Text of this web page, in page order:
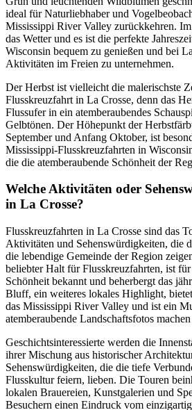
ideal für Naturliebhaber und
Mississippi River Valley zurückkehren.
das Wetter und es ist die perfekte
Wisconsin bequem zu genießen und bei
Aktivitäten im Freien zu unternehmen.
Der Herbst ist vielleicht die malerischste
Flusskreuzfahrt in La Crosse, denn das
Flussufer in ein atemberaubendes
Gelbtönen. Der Höhepunkt der
September und Anfang Oktober, ist
Mississippi-Flusskreuzfahrten in
die die atemberaubende Schönheit der
Welche Aktivitäten oder
in La Crosse?
Flusskreuzfahrten in La Crosse sind das
Aktivitäten und Sehenswürdigkeiten, die
die lebendige Gemeinde der Region
beliebter Halt für Flusskreuzfahrten, ist
Schönheit bekannt und beherbergt das
Bluff, ein weiteres lokales Highlight,
das Mississippi River Valley und ist ein
atemberaubende Landschaftsfotos
Geschichtsinteressierte werden die
ihrer Mischung aus historischer
Sehenswürdigkeiten, die die tiefe
Flusskultur feiern, lieben. Die Touren
lokalen Brauereien, Kunstgalerien und
Besuchern einen Eindruck vom